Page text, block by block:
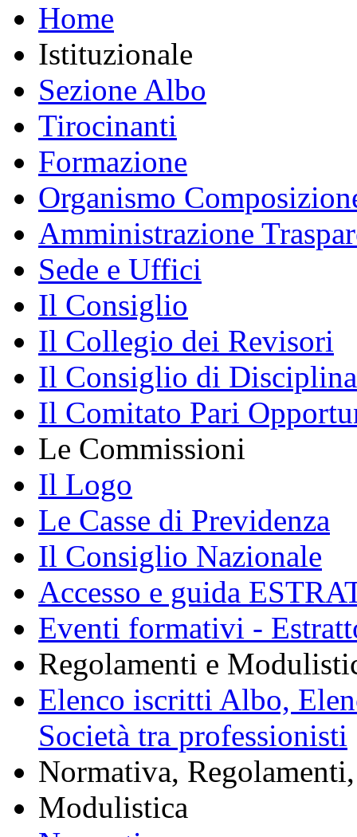
Home
Istituzionale
Sezione Albo
Tirocinanti
Formazione
Organismo
Amministrazione
Sede e Uffici
Il Consiglio
Il Collegio dei Revisori
Il Consiglio di
Il Comitato Pari
Le Commissioni
Il Logo
Le Casse di Previdenza
Il Consiglio Nazionale
Accesso e guida
Eventi formativi -
Regolamenti e
Elenco iscritti Albo,
Società tra professionisti
Normativa,
Modulistica